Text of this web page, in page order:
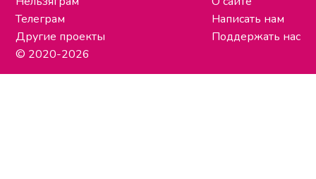
Телеграм
Другие проекты
© 2020-2026
Написать нам
Поддержать нас